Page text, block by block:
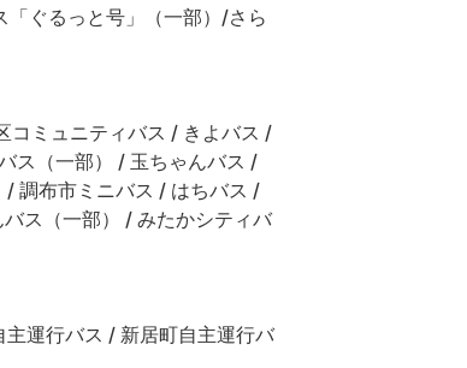
ぐるっと号」（一部）/さら
コミュニティバス / きよバス /
ス（一部） / 玉ちゃんバス /
調布市ミニバス / はちバス /
ス（一部） / みたかシティバ
運行バス / 新居町自主運行バ